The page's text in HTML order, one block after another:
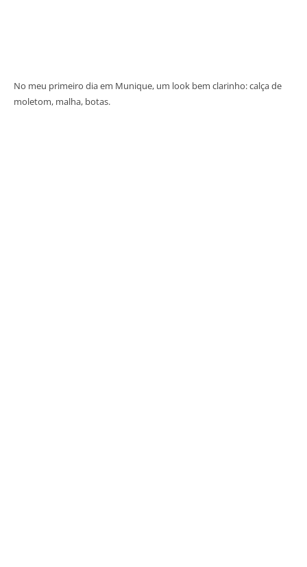
No meu primeiro dia em Munique, um look bem clarinho: calça de
moletom, malha, botas.